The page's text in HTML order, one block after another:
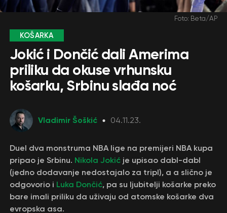
Foto: Beta/AP
KOŠARKA
Jokić i Dončić dali Amerima
priliku da okuse vrhunsku
košarku, Srbinu slađa noć
Vladimir Šoškić 04.11.23.
Duel dva monstruma NBA lige na premijeri NBA kupa
pripao je Srbinu. Nikola Jokićje upisao dabl-dabl
(jedno dodavanje nedostajalo za tripl), a a slično je
odgovorio i Luka Dončić, pa su ljubitelji košarke preko
bare imali priliku da uživaju od atomske košarke dva
evropska asa.